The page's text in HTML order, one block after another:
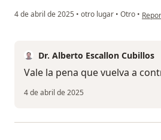
4 de abril de 2025 • otro lugar • Otro • en
Dr. Alberto Escallon Cubillos
Vale la pena que vuelva a
4 de abril de 2025